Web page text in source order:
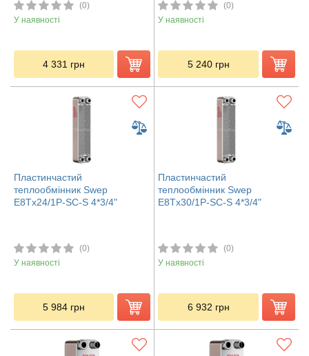
(0)
У наявності
4 331 грн
(0)
У наявності
5 240 грн
Пластинчастий
теплообмінник Swep
E8Tx24/1P-SC-S 4*3/4"
(0)
У наявності
5 984 грн
Пластинчастий
теплообмінник Swep
E8Tx30/1P-SC-S 4*3/4"
(0)
У наявності
6 932 грн